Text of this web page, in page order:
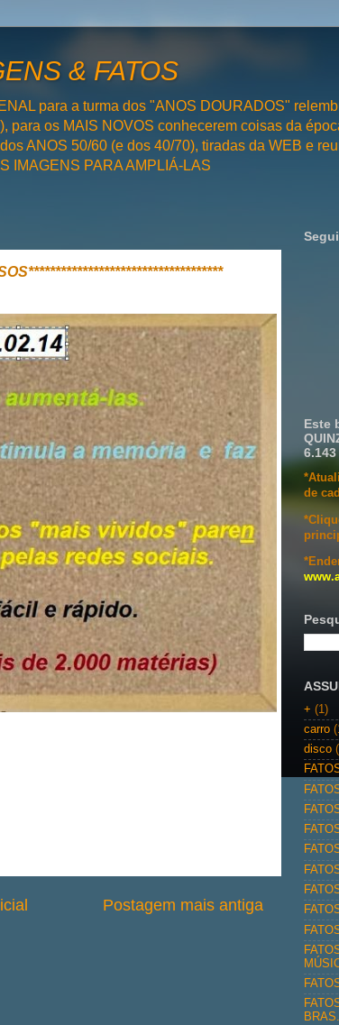
& FATOS
para a turma dos "ANOS DOURADOS"
para os MAIS NOVOS conhecerem coisas da
ANOS 50/60 (e dos 40/70), tiradas da WEB e
IMAGENS PARA AMPLIÁ-LAS
Postagem mais antiga
Este
de
+ (1)
carro
disco